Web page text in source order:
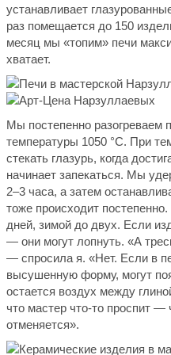
устанавливает
раз помещается до 150
месяц мы «топим» печи
хватает.
Мы постепенно разогреваем
температуры 1050 °С. При
стекать глазурь, когда
начинает запекаться. Мы
2–3 часа, а затем
тоже происходит
дней, зимой до двух. Если
— они могут лопнуть. «А
— спросила я. «Нет. Если в
высушенную форму, могут
остается воздух между
что мастер что-то проспит —
отменяется».